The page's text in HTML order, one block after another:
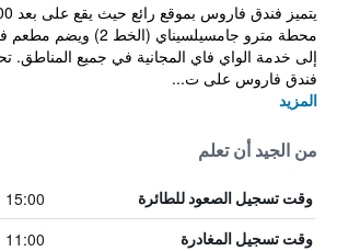
محطة مترو جامسيلسيناي
إلى خدمة الواي فاي المجانية في جميع المناطق.
فندق فاروس على ت...
المزيد
من الجيد أن تعلم
وقت تسجيل الصعود للطائرة 15:00
وقت تسجيل المغادرة 11:00